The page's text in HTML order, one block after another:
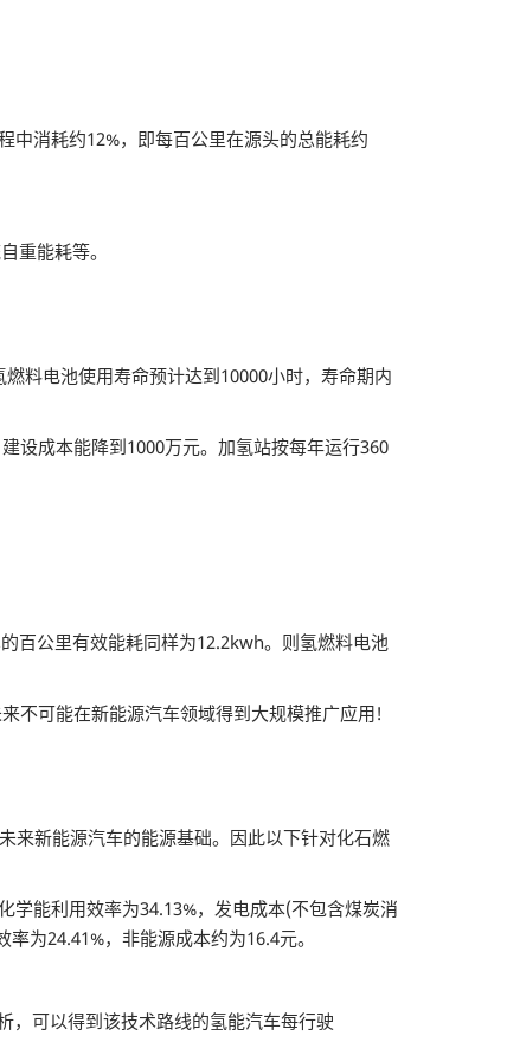
消耗约12%，即每百公里在源头的总能耗约
重能耗等。
料电池使用寿命预计达到10000小时，寿命期内
成本能降到1000万元。加氢站按每年运行360
百公里有效能耗同样为12.2kwh。则氢燃料电池
可能在新能源汽车领域得到大规模推广应用!
新能源汽车的能源基础。因此以下针对化石燃
能利用效率为34.13%，发电成本(不包含煤炭消
为24.41%，非能源成本约为16.4元。
可以得到该技术路线的氢能汽车每行驶